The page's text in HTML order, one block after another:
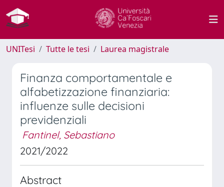
UNITesi Tutte le tesi Laurea magistrale
Finanza comportamentale e
alfabetizzazione finanziaria:
influenze sulle decisioni
previdenziali
Fantinel, Sebastiano
2021/2022
Abstract